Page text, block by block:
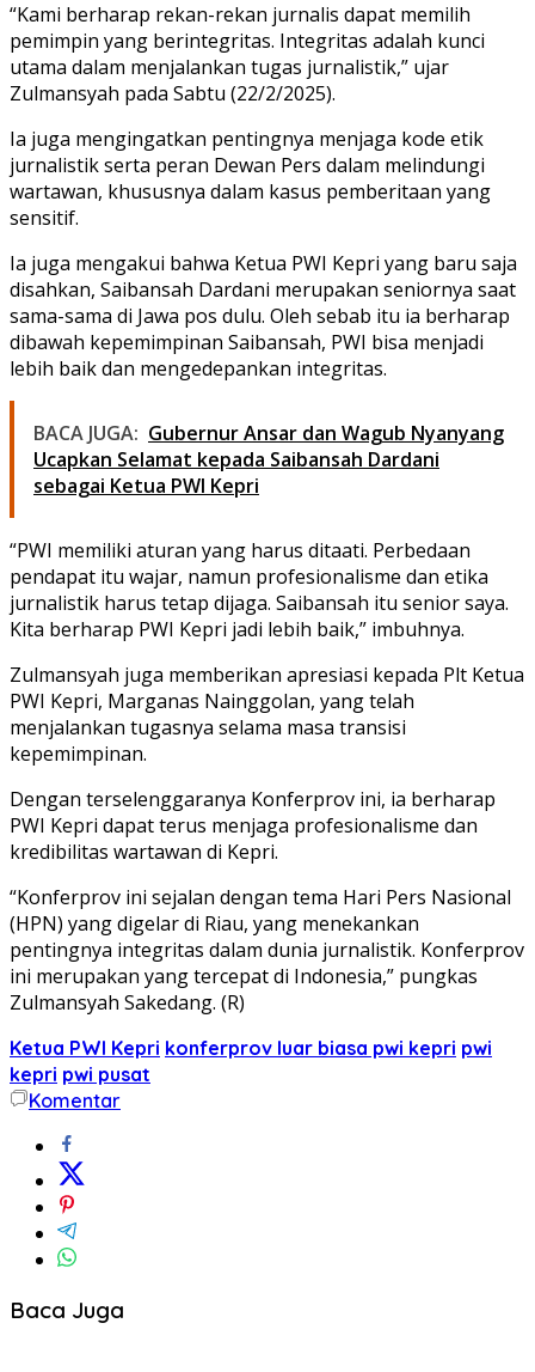
“Kami berharap rekan-rekan jurnalis dapat memilih
pemimpin yang berintegritas. Integritas adalah kunci
utama dalam menjalankan tugas jurnalistik,” ujar
Zulmansyah pada Sabtu (22/2/2025).
Ia juga mengingatkan pentingnya menjaga kode etik
jurnalistik serta peran Dewan Pers dalam melindungi
wartawan, khususnya dalam kasus pemberitaan yang
sensitif.
Ia juga mengakui bahwa Ketua PWI Kepri yang baru saja
disahkan, Saibansah Dardani merupakan seniornya saat
sama-sama di Jawa pos dulu. Oleh sebab itu ia berharap
dibawah kepemimpinan Saibansah, PWI bisa menjadi
lebih baik dan mengedepankan integritas.
BACA JUGA: Gubernur Ansar dan Wagub Nyanyang
Ucapkan Selamat kepada Saibansah Dardani
sebagai Ketua PWI Kepri
“PWI memiliki aturan yang harus ditaati. Perbedaan
pendapat itu wajar, namun profesionalisme dan etika
jurnalistik harus tetap dijaga. Saibansah itu senior saya.
Kita berharap PWI Kepri jadi lebih baik,” imbuhnya.
Zulmansyah juga memberikan apresiasi kepada Plt Ketua
PWI Kepri, Marganas Nainggolan, yang telah
menjalankan tugasnya selama masa transisi
kepemimpinan.
Dengan terselenggaranya Konferprov ini, ia berharap
PWI Kepri dapat terus menjaga profesionalisme dan
kredibilitas wartawan di Kepri.
“Konferprov ini sejalan dengan tema Hari Pers Nasional
(HPN) yang digelar di Riau, yang menekankan
pentingnya integritas dalam dunia jurnalistik. Konferprov
ini merupakan yang tercepat di Indonesia,” pungkas
Zulmansyah Sakedang. (R)
Ketua PWI Kepri konferprov luar biasa pwi kepri pwi
kepri pwi pusat
Komentar
Baca Juga